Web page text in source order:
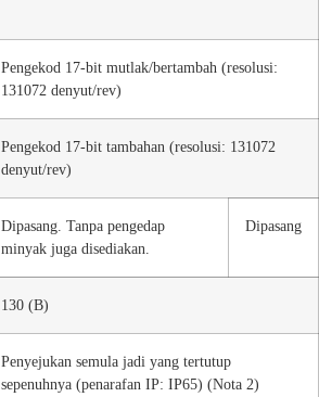
Pengekod 17-bit mutlak/bertambah (resolusi:
131072 denyut/rev)
Pengekod 17-bit tambahan (resolusi: 131072
denyut/rev)
Dipasang. Tanpa pengedap
minyak juga disediakan.
Dipasang
130 (B)
Penyejukan semula jadi yang tertutup
sepenuhnya (penarafan IP: IP65) (Nota 2)